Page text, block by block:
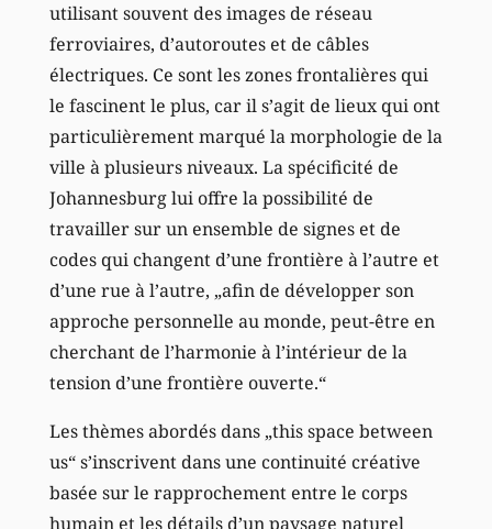
utilisant souvent des images de réseau
ferroviaires, d’autoroutes et de câbles
électriques. Ce sont les zones frontalières qui
le fascinent le plus, car il s’agit de lieux qui ont
particulièrement marqué la morphologie de la
ville à plusieurs niveaux. La spécificité de
Johannesburg lui offre la possibilité de
travailler sur un ensemble de signes et de
codes qui changent d’une frontière à l’autre et
d’une rue à l’autre, „afin de développer son
approche personnelle au monde, peut-être en
cherchant de l’harmonie à l’intérieur de la
tension d’une frontière ouverte.“
Les thèmes abordés dans „this space between
us“ s’inscrivent dans une continuité créative
basée sur le rapprochement entre le corps
humain et les détails d’un paysage naturel